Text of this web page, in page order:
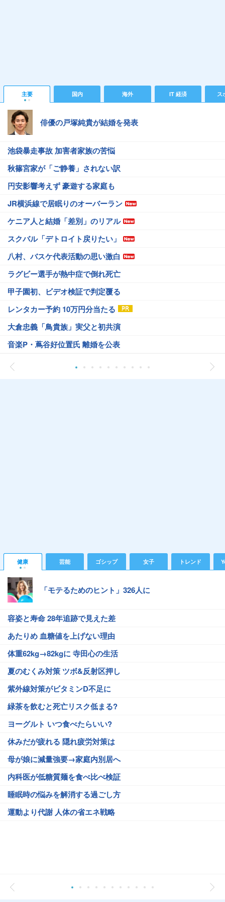
主要 国内 海外 IT 経済 ス
俳優の戸塚純貴が結婚を発表
池袋暴走事故 加害者家族の苦悩
秋篠宮家が「ご静養」されない訳
円安影響考えず 豪遊する家庭も
JR横浜線で居眠りのオーバーラン
ケニア人と結婚「差別」のリアル
スクバル「デトロイト戻りたい」
八村、バスケ代表活動の思い激白
ラグビー選手が熱中症で倒れ死亡
甲子園初、ビデオ検証で判定覆る
レンタカー予約 10万円分当たる
大倉忠義「鳥貴族」実父と初共演
音楽P・蔦谷好位置氏 離婚を公表
健康 芸能 ゴシップ 女子 トレンド
「モテるためのヒント」326人に
容姿と寿命 28年追跡で見えた差
あたりめ 血糖値を上げない理由
体重62kg→82kgに 寺田心の生活
夏のむくみ対策 ツボ&反射区押し
紫外線対策がビタミンD不足に
緑茶を飲むと死亡リスク低まる?
ヨーグルト いつ食べたらいい?
休みだが疲れる 隠れ疲労対策は
母が娘に減量強要→家庭内別居へ
内科医が低糖質麺を食べ比べ検証
睡眠時の悩みを解消する過ごし方
運動より代謝 人体の省エネ戦略